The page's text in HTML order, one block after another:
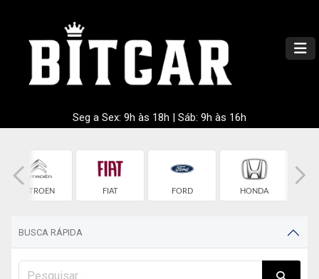
Seg a Sex: 9h às 18h | Sáb: 9h às 16h
CITROEN FIAT FORD HONDA
BUSCA RÁPIDA